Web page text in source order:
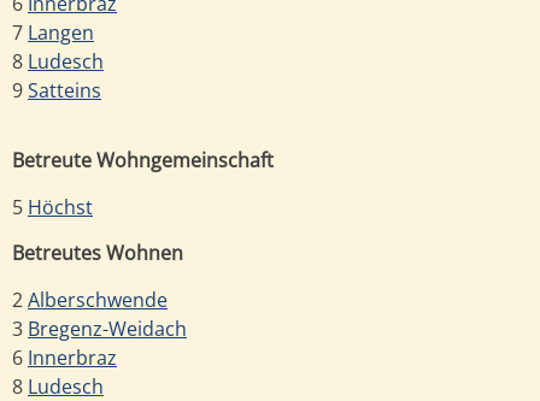
7 Langen
8 Ludesch
9Satteins
Betreute Wohngemeinschaft
5 Höchst
Betreutes Wohnen
2Alberschwende
3 Bregenz-Weidach
6 Innerbraz
8 Ludesch